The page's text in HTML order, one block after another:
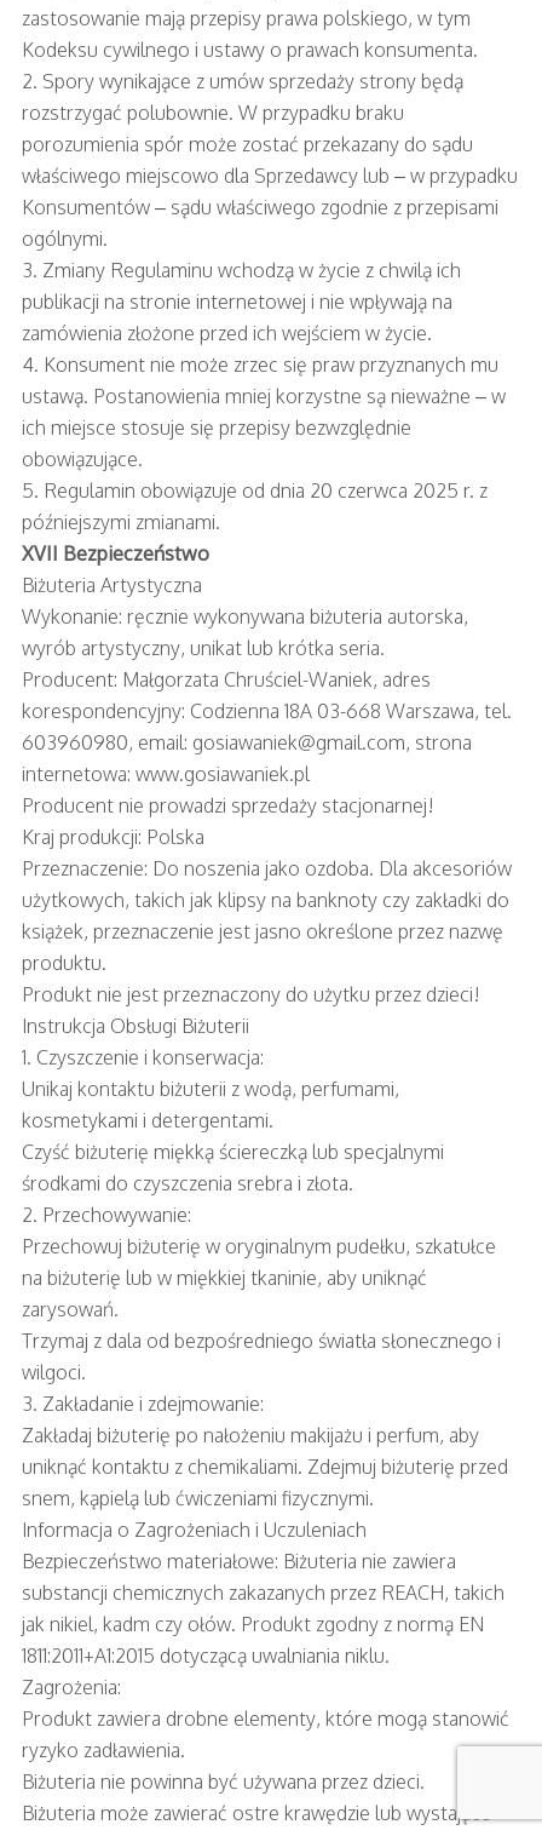
zastosowanie mają przepisy prawa polskiego, w tym
Kodeksu cywilnego i ustawy o prawach konsumenta.
2. Spory wynikające z umów sprzedaży strony będą
rozstrzygać polubownie. W przypadku braku
porozumienia spór może zostać przekazany do sądu
właściwego miejscowo dla Sprzedawcy lub – w przypadku
Konsumentów – sądu właściwego zgodnie z przepisami
ogólnymi.
3. Zmiany Regulaminu wchodzą w życie z chwilą ich
publikacji na stronie internetowej i nie wpływają na
zamówienia złożone przed ich wejściem w życie.
4. Konsument nie może zrzec się praw przyznanych mu
ustawą. Postanowienia mniej korzystne są nieważne – w
ich miejsce stosuje się przepisy bezwzględnie
obowiązujące.
5. Regulamin obowiązuje od dnia 20 czerwca 2025 r. z
późniejszymi zmianami.
XVII Bezpieczeństwo
Biżuteria Artystyczna
Wykonanie: ręcznie wykonywana biżuteria autorska,
wyrób artystyczny, unikat lub krótka seria.
Producent: Małgorzata Chruściel-Waniek, adres
korespondencyjny: Codzienna 18A 03-668 Warszawa, tel.
603960980, email: gosiawaniek@gmail.com, strona
internetowa: www.gosiawaniek.pl
Producent nie prowadzi sprzedaży stacjonarnej!
Kraj produkcji: Polska
Przeznaczenie: Do noszenia jako ozdoba. Dla akcesoriów
użytkowych, takich jak klipsy na banknoty czy zakładki do
książek, przeznaczenie jest jasno określone przez nazwę
produktu.
Produkt nie jest przeznaczony do użytku przez dzieci!
Instrukcja Obsługi Biżuterii
1. Czyszczenie i konserwacja:
Unikaj kontaktu biżuterii z wodą, perfumami,
kosmetykami i detergentami.
Czyść biżuterię miękką ściereczką lub specjalnymi
środkami do czyszczenia srebra i złota.
2. Przechowywanie:
Przechowuj biżuterię w oryginalnym pudełku, szkatułce
na biżuterię lub w miękkiej tkaninie, aby uniknąć
zarysowań.
Trzymaj z dala od bezpośredniego światła słonecznego i
wilgoci.
3. Zakładanie i zdejmowanie:
Zakładaj biżuterię po nałożeniu makijażu i perfum, aby
uniknąć kontaktu z chemikaliami. Zdejmuj biżuterię przed
snem, kąpielą lub ćwiczeniami fizycznymi.
Informacja o Zagrożeniach i Uczuleniach
Bezpieczeństwo materiałowe: Biżuteria nie zawiera
substancji chemicznych zakazanych przez REACH, takich
jak nikiel, kadm czy ołów. Produkt zgodny z normą EN
1811:2011+A1:2015 dotyczącą uwalniania niklu.
Zagrożenia:
Produkt zawiera drobne elementy, które mogą stanowić
ryzyko zadławienia.
Biżuteria nie powinna być używana przez dzieci.
Biżuteria może zawierać ostre krawędzie lub wystające